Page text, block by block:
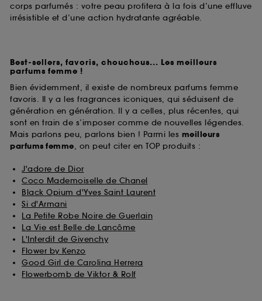
corps parfumés : votre peau profitera à la fois d’une effluve
irrésistible et d’une action hydratante agréable.
Best-sellers, favoris, chouchous... Les meilleurs
parfums femme !
Bien évidemment, il existe de nombreux parfums femme
favoris. Il y a les fragrances iconiques, qui séduisent de
génération en génération. Il y a celles, plus récentes, qui
sont en train de s’imposer comme de nouvelles légendes.
Mais parlons peu, parlons bien ! Parmi les meilleurs
parfums femme, on peut citer en TOP produits :
J'adore de Dior
Coco Mademoiselle de Chanel
Black Opium d'Yves Saint Laurent
Si d'Armani
La Petite Robe Noire de Guerlain
La Vie est Belle de Lancôme
L'Interdit de Givenchy
Flower by Kenzo
Good Girl de Carolina Herrera
Flowerbomb de Viktor & Rolf